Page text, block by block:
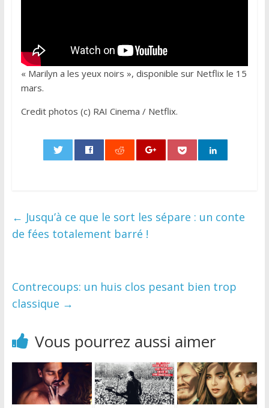
« Marilyn a les yeux noirs », disponible sur Netflix le 15
mars.
Credit photos (c) RAI Cinema / Netflix.
← Jusqu’à ce que le sort les sépare : un conte
de fées totalement barré !
Contrecoups: un huis clos pesant bien trop
classique →
Vous pourrez aussi aimer